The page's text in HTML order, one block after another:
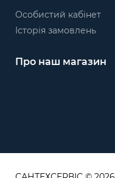
Особистий кабінет
Історія замовлень
Про наш магазин